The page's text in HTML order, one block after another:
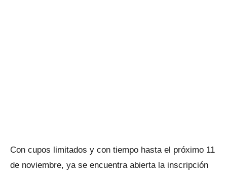
Con cupos limitados y con tiempo hasta el próximo 11
de noviembre, ya se encuentra abierta la inscripción